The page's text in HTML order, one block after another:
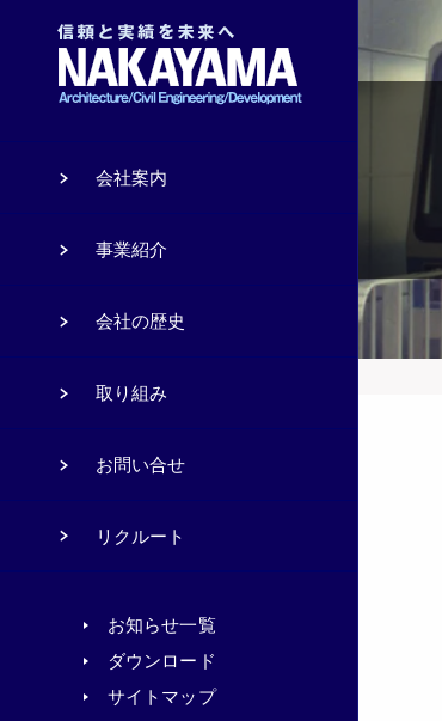
会社案内
事業紹介
会社の歴史
取り組み
お問い合せ
リクルート
お知らせ一覧
ダウンロード
サイトマップ